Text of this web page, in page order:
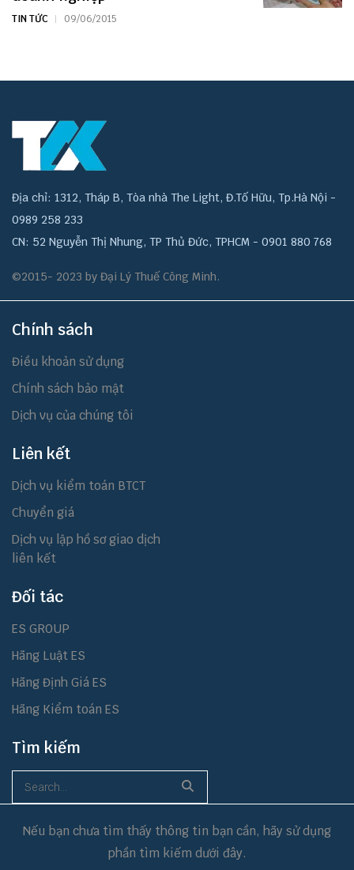
TIN TỨC 09/06/2015
Địa chỉ: 1312, Tháp B, Tòa nhà The Light, Đ.Tố Hữu, Tp.Hà Nội -
0989 258 233
CN: 52 Nguyễn Thị Nhung, TP Thủ Đức, TPHCM - 0901 880 768
©2015- 2023 by Đại Lý Thuế Công Minh.
Chính sách
Điều khoản sử dụng
Chính sách bảo mật
Dịch vụ của chúng tôi
Liên kết
Dịch vụ kiểm toán BTCT
Chuyển giá
Dịch vụ lập hồ sơ giao dịch
liên kết
Đối tác
ES GROUP
Hãng Luật ES
Hãng Định Giá ES
Hãng Kiểm toán ES
Tìm kiếm
Nếu bạn chưa tìm thấy thông tin bạn cần, hãy sử dụng
phần tìm kiếm dưới đây.